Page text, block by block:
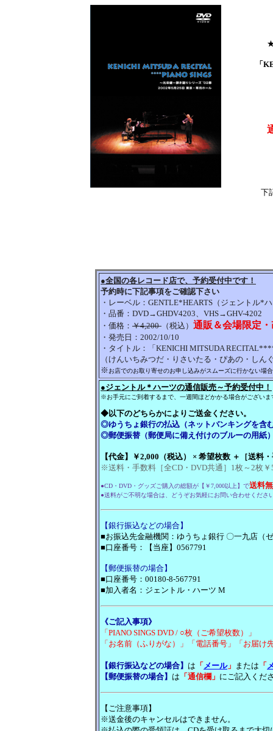
「
下
●全国の各レコード店で、予約受付中です！
予約時に下記事項をご確認下さい
・レーベル：GENTLE*HEARTS（ジェントル*
・品番：DVD→GHDV4203、VHS→GHV-4202
・価格： ￥4,200- （税込） 通販＆会場限定
・発売日：2002/10/10
・タイトル：「KENICHI MITSUDA
（けんいちみつだ・りさいたる・ぴあの・し
※ お店でのお取り寄せのお申し込みがスムーズに行かない場
●ジェントル＊ハーツの通信販売～予約受付中！
※お手元にご到着するまで、一週間ほどかかる場合がございま
◆以下のどちらかによりご送金ください。
◎ゆうちょ銀行の払込（ネットバンキングを含
◎郵便振替（郵便局に備え付けのブルーの用紙
【代金】 ￥2,000（税込） × 希望枚数 ＋［送料
※送料・手数料［全CD・DVD共通］1枚～2枚
●CD・DVD・グッズご購入の総額が【￥7,000以上】で送料
●送料がご不明な場合は、どうぞお気軽にお問い合わせくださ
【銀行振込などの場合】
■お振込先金融機関：ゆうちょ銀行 〇一九店（
■口座番号：【当座】0567791
【郵便振替の場合】
■口座番号：00180-8-567791
■加入者名：ジェントル・ハーツ M
《ご記入事項》
「PIANO SINGS DVD / ○枚（ご希望枚数）」
「お名前（ふりがな）」「電話番号」「お届け
【銀行振込などの場合】 は 「 メール」 または 「
【郵便振替の場合】 は 「通信欄」 にご記入くだ
【ご注意事項】
※送金後のキャンセルはできません。